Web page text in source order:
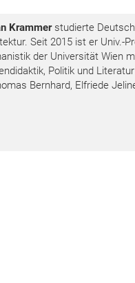
Krammerstudierte
Seit 2015 ist er Univ.-
der Universität Wien
Politik und
Bernhard, Elfriede